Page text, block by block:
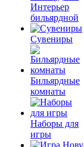
Интерьер
бильярдной
Сувениры
Бильярдные
комнаты
Наборы для
игры